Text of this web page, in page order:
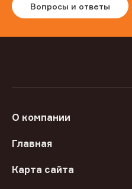
Вопросы и ответы
О компании
Главная
Карта сайта